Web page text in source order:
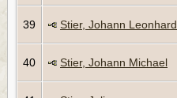
39 Stier, Johann Leonhard
40 Stier, Johann Michael